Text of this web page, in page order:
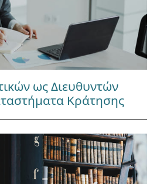
ως Διευθυντών
Κράτησης